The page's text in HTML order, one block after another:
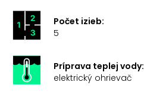
Počet izieb:
5
Príprava teplej vody:
elektrický ohrievač